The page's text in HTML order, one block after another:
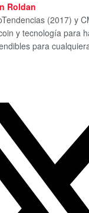
Roldan
(2017) y
y tecnología para
para